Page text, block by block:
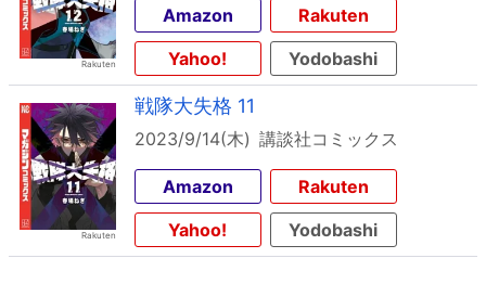
Amazon
Rakuten
Yahoo!
Yodobashi
戦隊大失格 11
2023/9/14(木) 講談社コミックス
Amazon
Rakuten
Yahoo!
Yodobashi